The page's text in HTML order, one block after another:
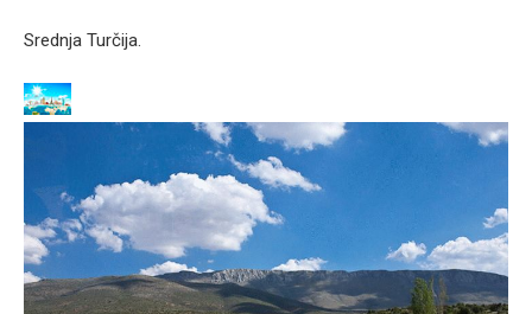
Srednja Turčija.